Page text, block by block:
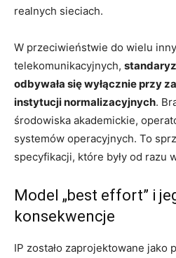
realnych sieciach.
W przeciwieństwie do wielu
telekomunikacyjnych,
odbywała się wyłącznie przy
instytucji normalizacyjnych.
środowiska akademickie,
systemów operacyjnych. To
specyfikacji, które były od razu
Model „best effort” i
konsekwencje
IP zostało zaprojektowane jako